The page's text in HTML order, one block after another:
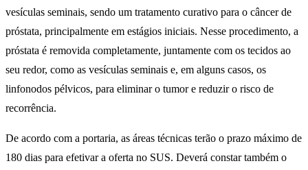
vesículas seminais, sendo um tratamento curativo para o câncer de
próstata, principalmente em estágios iniciais. Nesse procedimento, a
próstata é removida completamente, juntamente com os tecidos ao
seu redor, como as vesículas seminais e, em alguns casos, os
linfonodos pélvicos, para eliminar o tumor e reduzir o risco de
recorrência.
De acordo com a portaria, as áreas técnicas terão o prazo máximo de
180 dias para efetivar a oferta no SUS. Deverá constar também o